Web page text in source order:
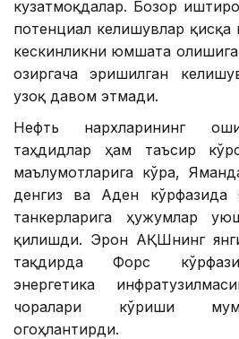
кузатмоқдалар. Бозор
потенциал келишувлар қисқа
кескинликни юмшата
Ҳозиргача эришилган
узоқ давом этмади.
Нефть нархларининг
таҳдидлар ҳам таъсир
маълумотларига кўра,
денгиз ва Аден кўрфазида
танкерларига ҳужумлар
қилишди. Эрон АҚШнинг
тақдирда Форс кўрфази
энергетика
чоралари кўриши
огоҳлантирди.